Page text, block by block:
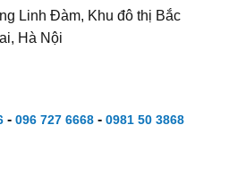
Linh Đàm, Khu đô thị Bắc
Hà Nội
- 096 727 6668- 0981 50 3868